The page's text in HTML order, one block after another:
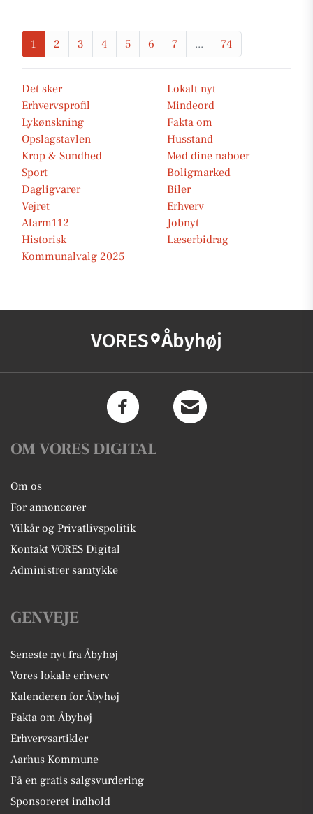
1 2 3 4 5 6 7 ... 74
Det sker
Lokalt nyt
Erhvervsprofil
Mindeord
Lykønskning
Fakta om
Opslagstavlen
Husstand
Krop & Sundhed
Mød dine naboer
Sport
Boligmarked
Dagligvarer
Biler
Vejret
Erhverv
Alarm112
Jobnyt
Historisk
Læserbidrag
Kommunalvalg 2025
VORES Åbyhøj
OM VORES DIGITAL
Om os
For annoncører
Vilkår og Privatlivspolitik
Kontakt VORES Digital
Administrer samtykke
GENVEJE
Seneste nyt fra Åbyhøj
Vores lokale erhverv
Kalenderen for Åbyhøj
Fakta om Åbyhøj
Erhvervsartikler
Aarhus Kommune
Få en gratis salgsvurdering
Sponsoreret indhold